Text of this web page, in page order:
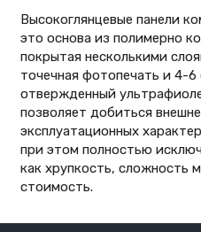
Высокоглянцевые панели
это основа из полимерно
покрытая несколькими
точечная фотопечать и 4-6
отвержденный
позволяет добиться
эксплуатационных
при этом полностью
как хрупкость, сложность
стоимость.